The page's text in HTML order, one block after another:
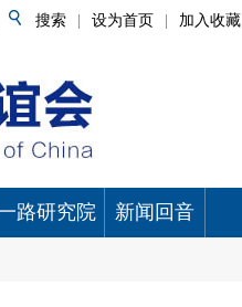
搜索 设为首页 加入收藏
路研究院 新闻回音